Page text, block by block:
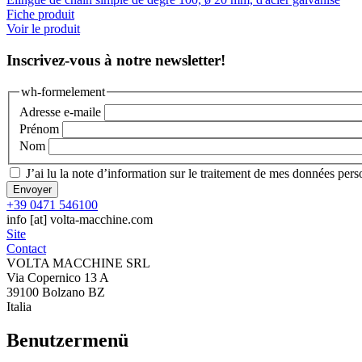
Fiche produit
Voir le produit
Inscrivez-vous à notre newsletter!
wh-formelement
Adresse e-maile
Prénom
Nom
J’ai lu la note d’information sur le traitement de mes données
+39 0471 546100
info [at] volta-macchine.com
Site
Contact
VOLTA MACCHINE SRL
Via Copernico 13 A
39100 Bolzano BZ
Italia
Benutzermenü